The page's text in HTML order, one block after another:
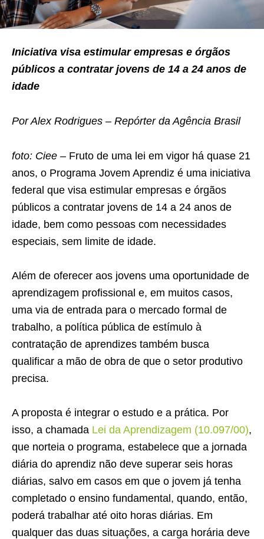
Iniciativa visa estimular empresas e órgãos
públicos a contratar jovens de 14 a 24 anos de
idade
Por Alex Rodrigues – Repórter da Agência Brasil
foto: Ciee – Fruto de uma lei em vigor há quase 21
anos, o Programa Jovem Aprendiz é uma iniciativa
federal que visa estimular empresas e órgãos
públicos a contratar jovens de 14 a 24 anos de
idade, bem como pessoas com necessidades
especiais, sem limite de idade.
Além de oferecer aos jovens uma oportunidade de
aprendizagem profissional e, em muitos casos,
uma via de entrada para o mercado formal de
trabalho, a política pública de estímulo à
contratação de aprendizes também busca
qualificar a mão de obra de que o setor produtivo
precisa.
A proposta é integrar o estudo e a prática. Por
isso, a chamada Lei da Aprendizagem (10.097/00),
que norteia o programa, estabelece que a jornada
diária do aprendiz não deve superar seis horas
diárias, salvo em casos em que o jovem já tenha
completado o ensino fundamental, quando, então,
poderá trabalhar até oito horas diárias. Em
qualquer das duas situações, a carga horária deve